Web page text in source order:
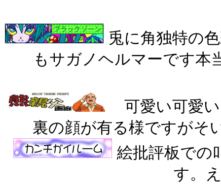
兎に角独特の
もサガノヘルマーで
可愛い可愛
裏の顔が有る様ですがそ
絵批評板での
す。